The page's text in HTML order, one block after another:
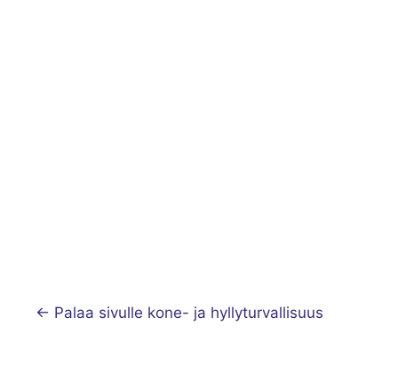
← Palaa sivulle kone- ja hyllyturvallisuus